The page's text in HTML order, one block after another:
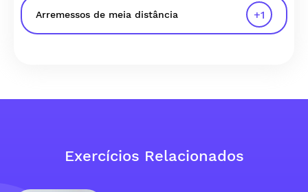
Arremessos de meia distância +1
Exercícios Relacionados